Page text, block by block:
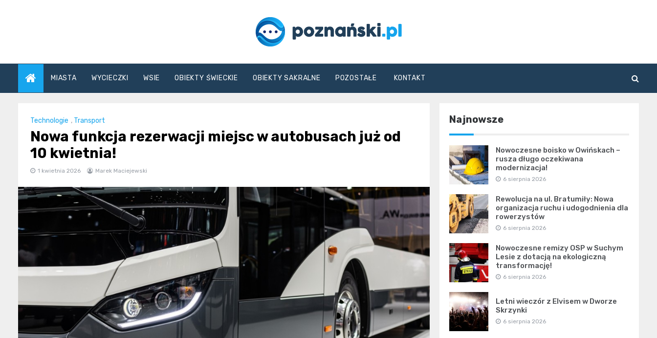
poznanski.pl
MIASTA WYCIECZKI WSIE OBIEKTY ŚWIECKIE OBIEKTY SAKRALNE POZOSTAŁE KONTAKT
Technologie , Transport
Nowa funkcja rezerwacji miejsc w autobusach już od
10 kwietnia!
1 kwietnia 2026 Marek Maciejewski
Najnowsze
Nowoczesne boisko w Owińskach –
rusza długo oczekiwana
modernizacja!
6 sierpnia 2026
Rewolucja na ul. Bratumiły: Nowa
organizacja ruchu i udogodnienia dla
rowerzystów
6 sierpnia 2026
Nowoczesne remizy OSP w Suchym
Lesie z dotacją na ekologiczną
transformację!
6 sierpnia 2026
Letni wieczór z Elvisem w Dworze
Skrzynki
6 sierpnia 2026